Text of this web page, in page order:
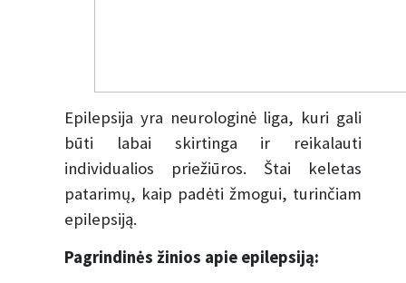
Epilepsija yra neurologinė liga, kuri gali
būti labai skirtinga ir reikalauti
individualios priežiūros. Štai keletas
patarimų, kaip padėti žmogui, turinčiam
epilepsiją.
Pagrindinės žinios apie epilepsiją: